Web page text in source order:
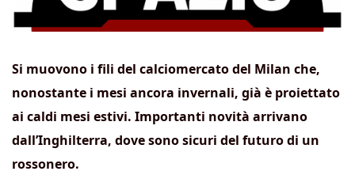
Si muovono i fili del calciomercato del Milan che,
nonostante i mesi ancora invernali, già è proiettato
ai caldi mesi estivi. Importanti novità arrivano
dall’Inghilterra, dove sono sicuri del futuro di un
rossonero.